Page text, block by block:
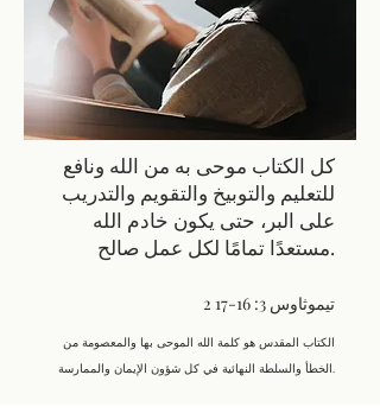
كل الكتاب موحى به من الله ونافع
للتعليم والتوبيخ والتقويم والتدريب
على البر، حتى يكون خادم الله
مستعدًا تمامًا لكل عمل صالح.
2 تيموثاوس 3: 16-17
الكتاب المقدس هو كلمة الله الموحى بها والمعصومة من
الخطأ والسلطة النهائية في كل شؤون الإيمان والممارسة.